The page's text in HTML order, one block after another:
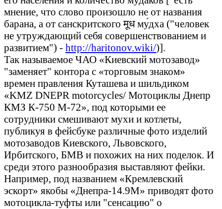
мнение, что слово произошло не от названия
барана, а от санскритского मूध му́дха ("человек
не утруждающий себя совершенствованием и
развитием") - http://haritonov.wiki/)].
Так называемое ЧАО «Киевский мотозавод»
"заменяет" контора с «торговым знаком»
времен правления Куташева и шильдиком
«KMZ DNEPR motorcycles/ Мотоциклы Днепр
КМЗ К-750 М-72», под которыми ее
сотрудники смешивают мухи и котлеты,
публикуя в фейсбуке различные фото изделий
мотозаводов Киевского, Львовского,
Ирбитского, БМВ и похожих на них поделок. И
среди этого разнообразия выставляют фейки.
Например, под названием «Кремлевский
эскорт» якобы «Днепра-14.9М» приводят фото
мотоцикла-туфты или "сенсацию" о